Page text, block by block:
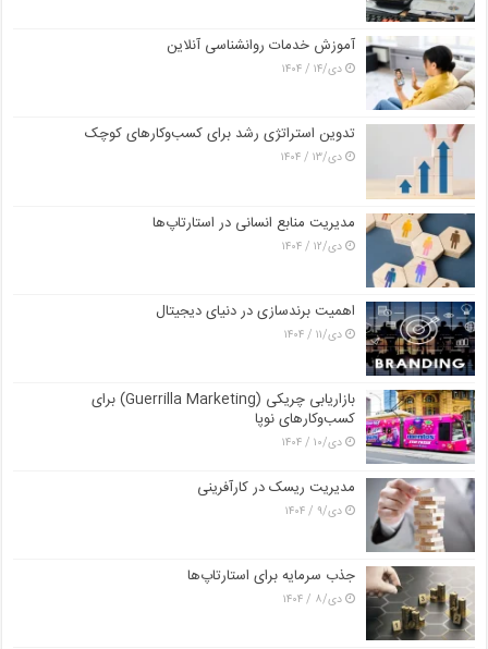
آموزش خدمات روانشناسی آنلاین
دی/۱۴ / ۱۴۰۴
تدوین استراتژی رشد برای کسب‌وکارهای کوچک
دی/۱۳ / ۱۴۰۴
مدیریت منابع انسانی در استارتاپ‌ها
دی/۱۲ / ۱۴۰۴
اهمیت برندسازی در دنیای دیجیتال
دی/۱۱ / ۱۴۰۴
بازاریابی چریکی (Guerrilla Marketing) برای
کسب‌وکارهای نوپا
دی/۱۰ / ۱۴۰۴
مدیریت ریسک در کارآفرینی
دی/۹ / ۱۴۰۴
جذب سرمایه برای استارتاپ‌ها
دی/۸ / ۱۴۰۴